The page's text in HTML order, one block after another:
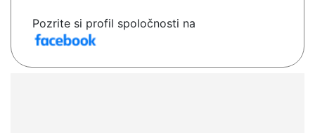
Pozrite si profil spoločnosti na